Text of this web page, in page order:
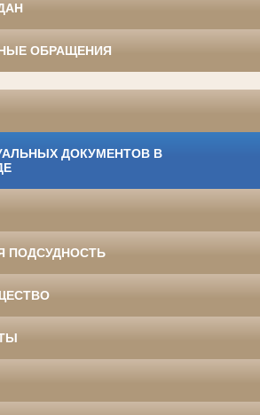
ОБРАЩЕНИЯ
ДОКУМЕНТОВ В
ПОДСУДНОСТЬ